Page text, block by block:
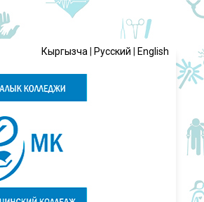
Кыргызча Русский English